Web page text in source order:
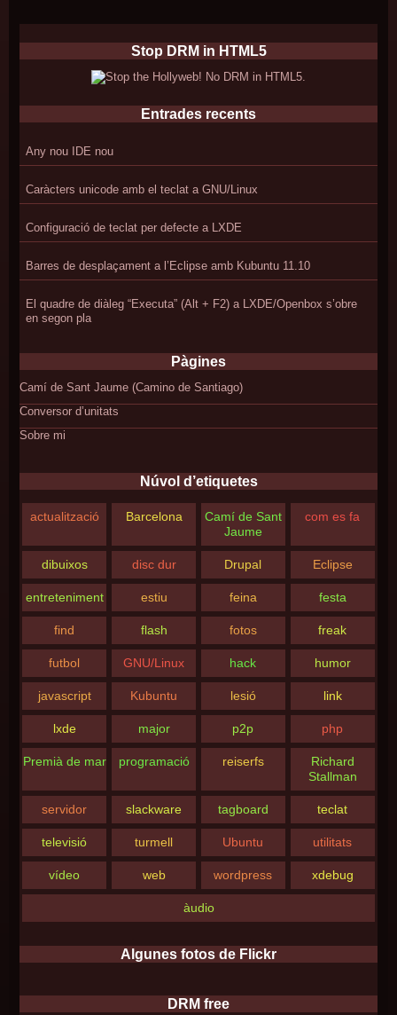
Stop DRM in HTML5
Entrades recents
Any nou IDE nou
Caràcters unicode amb el teclat a GNU/Linux
Configuració de teclat per defecte a LXDE
Barres de desplaçament a l’Eclipse amb Kubuntu 11.10
El quadre de diàleg “Executa” (Alt + F2) a LXDE/Openbox s’obre
en segon pla
Pàgines
Camí de Sant Jaume (Camino de Santiago)
Conversor d’unitats
Sobre mi
Núvol d’etiquetes
actualització Barcelona
Camí de Sant
Jaume
com es fa
dibuixos disc dur Drupal Eclipse
entreteniment estiu feina festa
find flash fotos freak
futbol GNU/Linux hack humor
javascript Kubuntu lesió link
lxde major p2p php
Premià de mar programació reiserfs
Richard
Stallman
servidor slackware tagboard teclat
televisió turmell Ubuntu utilitats
vídeo web wordpress xdebug
àudio
Algunes fotos de Flickr
DRM free